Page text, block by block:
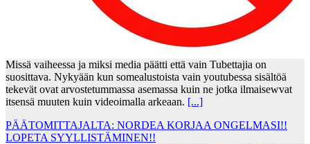
Missä vaiheessa ja miksi media päätti että vain Tubettajia on
suosittava. Nykyään kun somealustoista vain youtubessa sisältöä
tekevät ovat arvostetummassa asemassa kuin ne jotka ilmaisewvat
itsensä muuten kuin videoimalla arkeaan. [...]
PÄÄTOMITTAJALTA: NORDEA KORJAA ONGELMASI!!
LOPETA SYYLLISTÄMINEN!!